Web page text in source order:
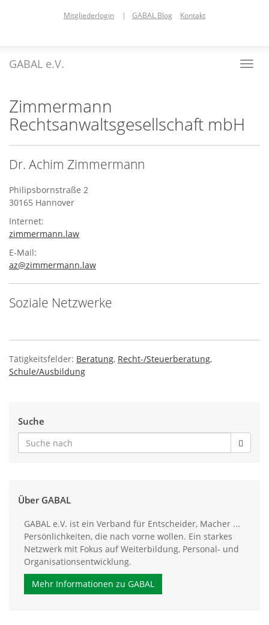
Mitgliederlogin | GABAL Blog Kontakt
GABAL e.V.
Zimmermann
Rechtsanwaltsgesellschaft mbH
Dr. Achim Zimmermann
Philipsbornstraße 2
30165 Hannover
Internet:
zimmermann.law
E-Mail:
az@zimmermann.law
Soziale Netzwerke
Tätigkeitsfelder: Beratung, Recht-/Steuerberatung,
Schule/Ausbildung
Suche
Über GABAL
GABAL e.V. ist ein Verband für Entscheider, Macher ...
Persönlichkeiten, die nach vorne wollen. Ein starkes
Netzwerk mit Fokus auf Weiterbildung, Personal- und
Organisationsentwicklung.
Mehr Informationen zu GABAL